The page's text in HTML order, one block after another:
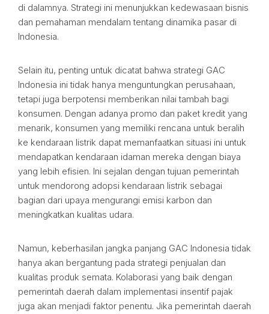
di dalamnya. Strategi ini menunjukkan kedewasaan bisnis
dan pemahaman mendalam tentang dinamika pasar di
Indonesia.
Selain itu, penting untuk dicatat bahwa strategi GAC
Indonesia ini tidak hanya menguntungkan perusahaan,
tetapi juga berpotensi memberikan nilai tambah bagi
konsumen. Dengan adanya promo dan paket kredit yang
menarik, konsumen yang memiliki rencana untuk beralih
ke kendaraan listrik dapat memanfaatkan situasi ini untuk
mendapatkan kendaraan idaman mereka dengan biaya
yang lebih efisien. Ini sejalan dengan tujuan pemerintah
untuk mendorong adopsi kendaraan listrik sebagai
bagian dari upaya mengurangi emisi karbon dan
meningkatkan kualitas udara.
Namun, keberhasilan jangka panjang GAC Indonesia tidak
hanya akan bergantung pada strategi penjualan dan
kualitas produk semata. Kolaborasi yang baik dengan
pemerintah daerah dalam implementasi insentif pajak
juga akan menjadi faktor penentu. Jika pemerintah daerah